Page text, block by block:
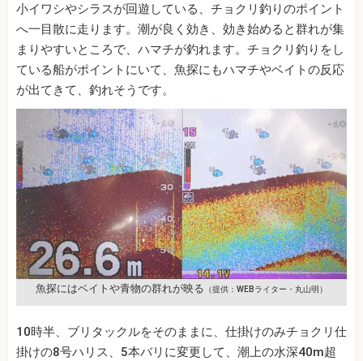
小イワシやシラスが回遊している、チョクリ釣りのポイント
へ一目散に走ります。潮が良く効き、効き始めると群れが集
まりやすいところで、ハマチが釣れます。チョクリ釣りをし
ている船がポイントにいて、魚探にもハマチやベイトの反応
が出てきて、釣れそうです。
魚探にはベイトや青物の群れが映る （提供：WEBライター・丸山明）
10時半、ブリタックルをそのままに、仕掛けのみチョクリ仕
掛けの8号ハリス、5本バリに変更して、潮上の水深40m超